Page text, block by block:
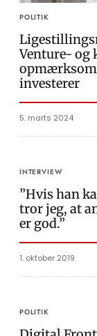
POLITIK
Venture- og
investerer
5. marts 2024
INTERVIEW
”Hvis han
tror jeg, at
er god.”
1. oktober 2019
POLITIK